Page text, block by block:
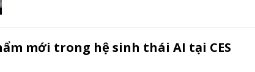
mới trong hệ sinh thái AI tại CES